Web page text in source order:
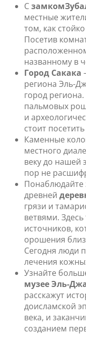
Сзамком
местные
том, как
Посетив
названному в
Город Сакака
региона Эль-
город
пальмовых
и
стоит
Каменные
местного
веку до нашей
пор не
Понаблюдайте
древней
грязи и
ветвями.
источников,
орошения
Сегодня люди
лечения
Узнайте
музее Эль-
расскажут
доисламской
века, и
созданием